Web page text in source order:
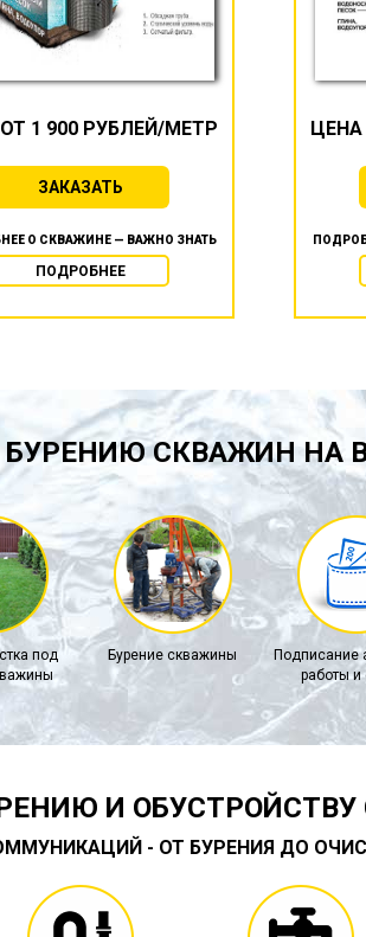
1 900 РУБЛЕЙ/МЕТР
ЗАКАЗАТЬ
О СКВАЖИНЕ — ВАЖНО ЗНАТЬ
ПОДРОБНЕЕ
ЦЕНА
СКВАЖИН НА
под
Бурение скважины
Подписание
работы и
И
- ОТ БУРЕНИЯ ДО